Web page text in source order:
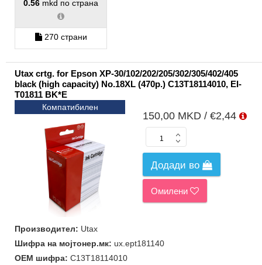
0.56 mkd по страна
270 страни
Utax crtg. for Epson XP-30/102/202/205/302/305/402/405
black (high capacity) No.18XL (470p.) C13T18114010, EI-
T01811 BK*E
Компатибилен
150,00 MKD / €2,44
Додади во
Омилени
Производител: Utax
Шифра на мојтонер.мк: ux.ept181140
ОЕМ шифра: C13T18114010